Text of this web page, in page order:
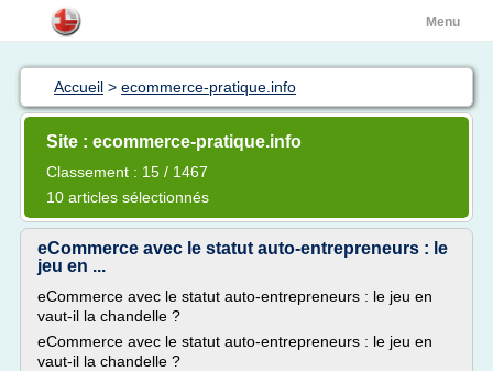
Menu
Accueil > ecommerce-pratique.info
Site : ecommerce-pratique.info
Classement : 15 / 1467
10 articles sélectionnés
eCommerce avec le statut auto-entrepreneurs : le
jeu en ...
eCommerce avec le statut auto-entrepreneurs : le jeu en
vaut-il la chandelle ?
eCommerce avec le statut auto-entrepreneurs : le jeu en
vaut-il la chandelle ?